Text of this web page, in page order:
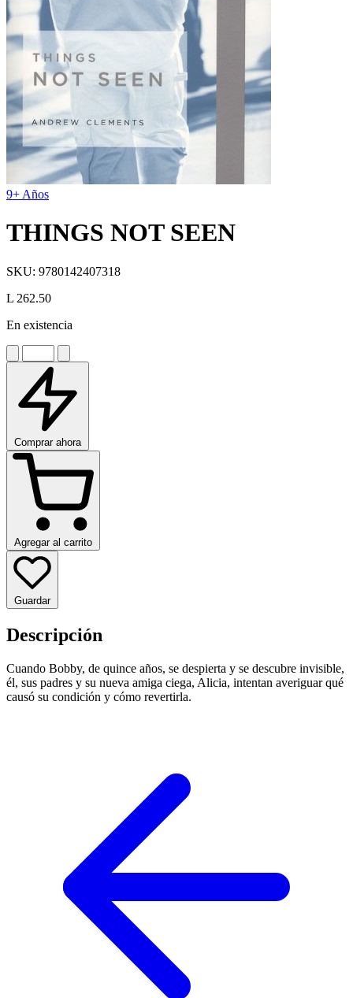
9+ Años
THINGS NOT SEEN
SKU: 9780142407318
L 262.50
En existencia
Comprar ahora
Agregar al carrito
Guardar
Descripción
Cuando Bobby, de quince años, se despierta y se descubre invisible,
él, sus padres y su nueva amiga ciega, Alicia, intentan averiguar qué
causó su condición y cómo revertirla.